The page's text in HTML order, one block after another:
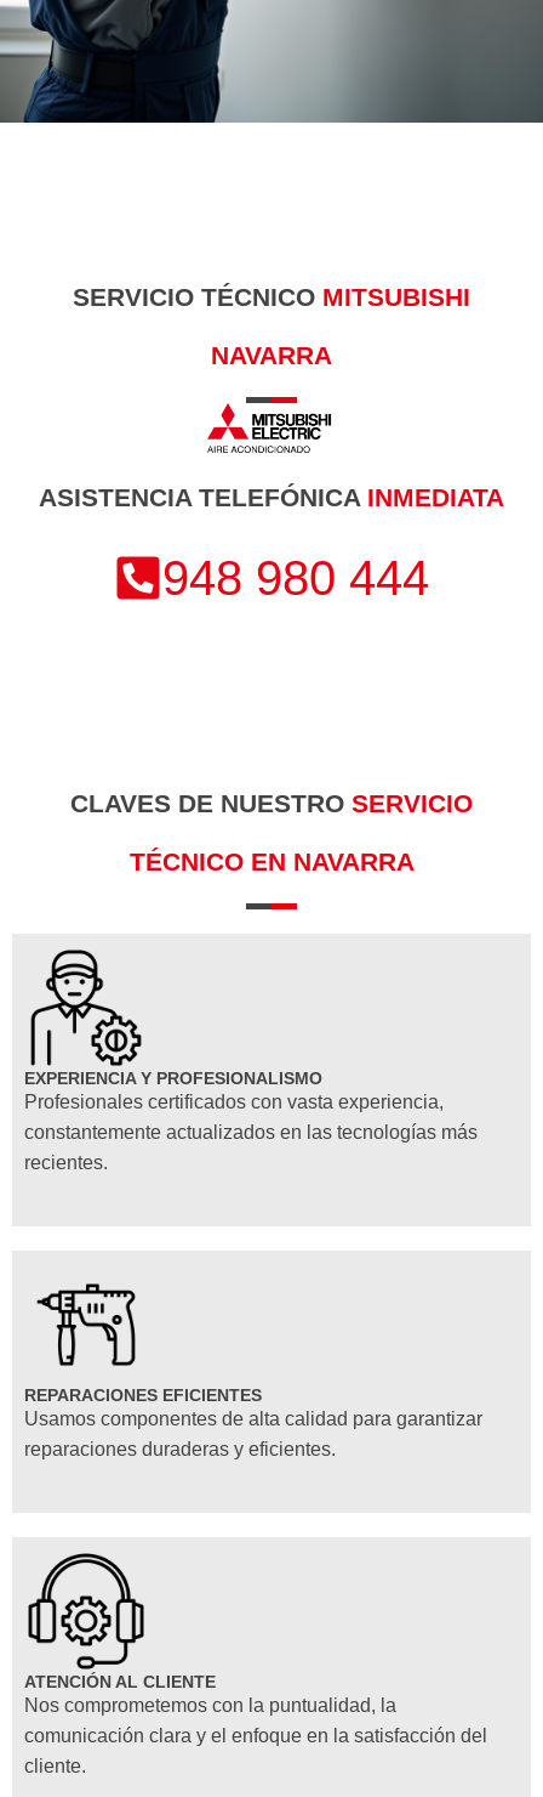
SERVICIO TÉCNICO MITSUBISHI
NAVARRA
ASISTENCIA TELEFÓNICA INMEDIATA
948 980 444
CLAVES DE NUESTRO SERVICIO
TÉCNICO EN NAVARRA
EXPERIENCIA Y PROFESIONALISMO
Profesionales certificados con vasta experiencia,
constantemente actualizados en las tecnologías más
recientes.
REPARACIONES EFICIENTES
Usamos componentes de alta calidad para garantizar
reparaciones duraderas y eficientes.
ATENCIÓN AL CLIENTE
Nos comprometemos con la puntualidad, la
comunicación clara y el enfoque en la satisfacción del
cliente.